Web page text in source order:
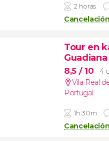
2 horas
Tour en
Guadiana
8,5 / 10
4
Vila Real
Portugal
1h 30m